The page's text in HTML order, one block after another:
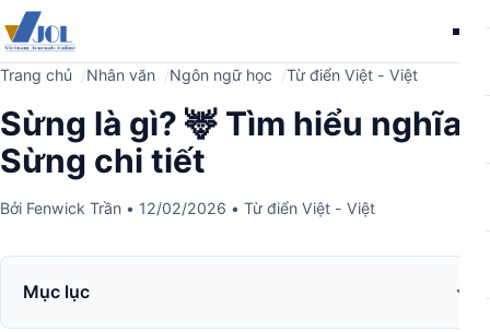
Trang chủ Nhân văn Ngôn ngữ học Từ điển Việt - Việt
Sừng là gì? 🦌 Tìm hiểu nghĩa
Sừng chi tiết
Bởi Fenwick Trần • 12/02/2026 • Từ điển Việt - Việt
Mục lục